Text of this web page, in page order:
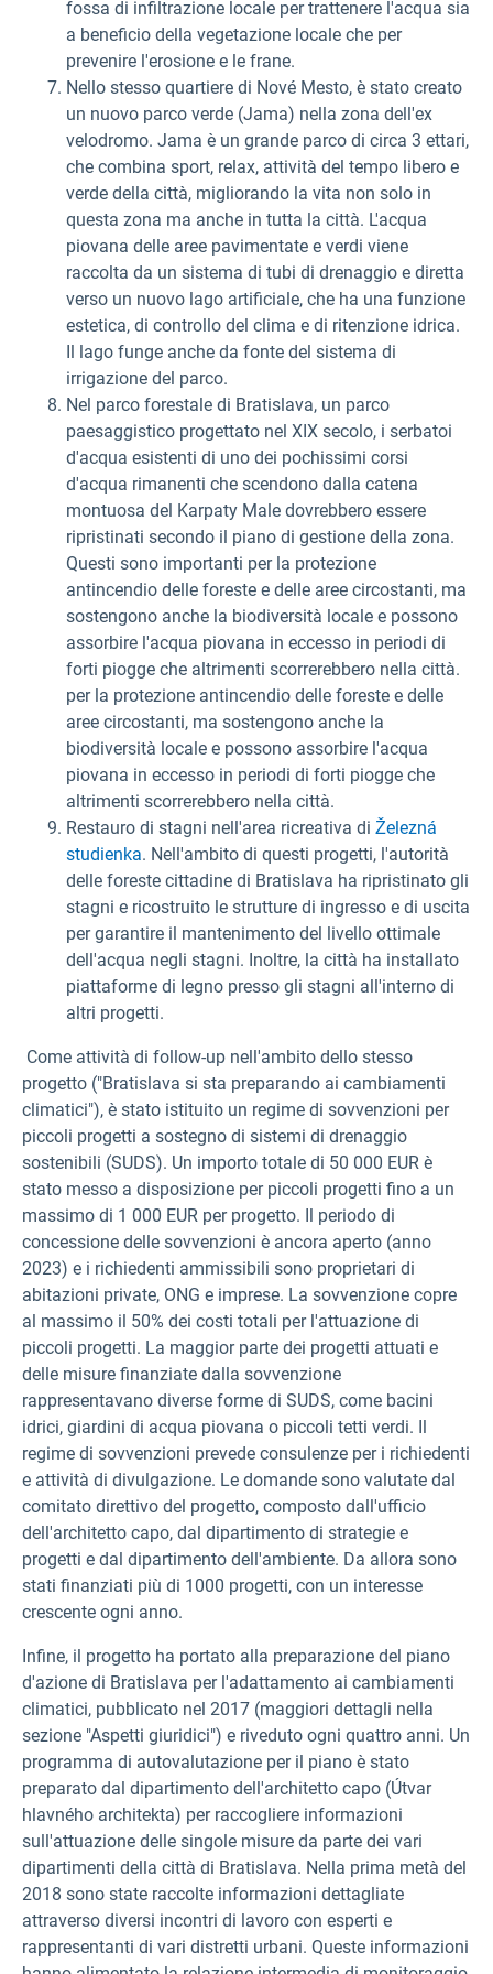
fossa di infiltrazione locale per trattenere l'acqua sia
a beneficio della vegetazione locale che per
prevenire l'erosione e le frane.
Nello stesso quartiere di Nové Mesto, è stato creato
un nuovo parco verde (Jama) nella zona dell'ex
velodromo. Jama è un grande parco di circa 3 ettari,
che combina sport, relax, attività del tempo libero e
verde della città, migliorando la vita non solo in
questa zona ma anche in tutta la città. L'acqua
piovana delle aree pavimentate e verdi viene
raccolta da un sistema di tubi di drenaggio e diretta
verso un nuovo lago artificiale, che ha una funzione
estetica, di controllo del clima e di ritenzione idrica.
Il lago funge anche da fonte del sistema di
irrigazione del parco.
Nel parco forestale di Bratislava, un parco
paesaggistico progettato nel XIX secolo, i serbatoi
d'acqua esistenti di uno dei pochissimi corsi
d'acqua rimanenti che scendono dalla catena
montuosa del Karpaty Male dovrebbero essere
ripristinati secondo il piano di gestione della zona.
Questi sono importanti per la protezione
antincendio delle foreste e delle aree circostanti, ma
sostengono anche la biodiversità locale e possono
assorbire l'acqua piovana in eccesso in periodi di
forti piogge che altrimenti scorrerebbero nella città.
per la protezione antincendio delle foreste e delle
aree circostanti, ma sostengono anche la
biodiversità locale e possono assorbire l'acqua
piovana in eccesso in periodi di forti piogge che
altrimenti scorrerebbero nella città.
Restauro di stagni nell'area ricreativa di Železná
studienka. Nell'ambito di questi progetti, l'autorità
delle foreste cittadine di Bratislava ha ripristinato gli
stagni e ricostruito le strutture di ingresso e di uscita
per garantire il mantenimento del livello ottimale
dell'acqua negli stagni. Inoltre, la città ha installato
piattaforme di legno presso gli stagni all'interno di
altri progetti.
Come attività di follow-up nell'ambito dello stesso
progetto ("Bratislava si sta preparando ai cambiamenti
climatici"), è stato istituito un regime di sovvenzioni per
piccoli progetti a sostegno di sistemi di drenaggio
sostenibili (SUDS). Un importo totale di 50 000 EUR è
stato messo a disposizione per piccoli progetti fino a un
massimo di 1 000 EUR per progetto. Il periodo di
concessione delle sovvenzioni è ancora aperto (anno
2023) e i richiedenti ammissibili sono proprietari di
abitazioni private, ONG e imprese. La sovvenzione copre
al massimo il 50% dei costi totali per l'attuazione di
piccoli progetti. La maggior parte dei progetti attuati e
delle misure finanziate dalla sovvenzione
rappresentavano diverse forme di SUDS, come bacini
idrici, giardini di acqua piovana o piccoli tetti verdi. Il
regime di sovvenzioni prevede consulenze per i richiedenti
e attività di divulgazione. Le domande sono valutate dal
comitato direttivo del progetto, composto dall'ufficio
dell'architetto capo, dal dipartimento di strategie e
progetti e dal dipartimento dell'ambiente. Da allora sono
stati finanziati più di 1000 progetti, con un interesse
crescente ogni anno.
Infine, il progetto ha portato alla preparazione del piano
d'azione di Bratislava per l'adattamento ai cambiamenti
climatici, pubblicato nel 2017 (maggiori dettagli nella
sezione "Aspetti giuridici") e riveduto ogni quattro anni. Un
programma di autovalutazione per il piano è stato
preparato dal dipartimento dell'architetto capo (Útvar
hlavného architekta) per raccogliere informazioni
sull'attuazione delle singole misure da parte dei vari
dipartimenti della città di Bratislava. Nella prima metà del
2018 sono state raccolte informazioni dettagliate
attraverso diversi incontri di lavoro con esperti e
rappresentanti di vari distretti urbani. Queste informazioni